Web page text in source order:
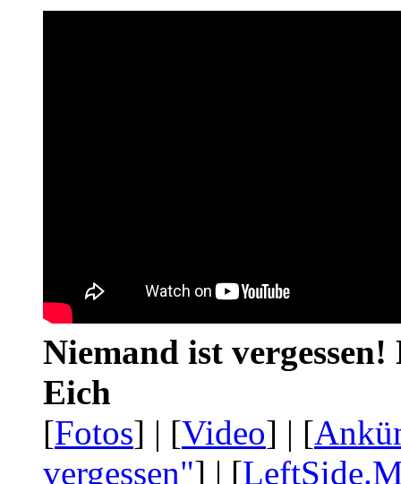
Niemand ist
Eich
[Fotos] | [Video] | [
vergessen"] | [